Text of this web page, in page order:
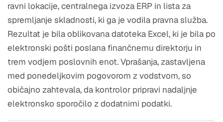
ravni lokacije, centralnega izvoza ERP in lista za
spremljanje skladnosti, ki ga je vodila pravna služba.
Rezultat je bila oblikovana datoteka Excel, ki je bila po
elektronski pošti poslana finančnemu direktorju in
trem vodjem poslovnih enot. Vprašanja, zastavljena
med ponedeljkovim pogovorom z vodstvom, so
običajno zahtevala, da kontrolor pripravi nadaljnje
elektronsko sporočilo z dodatnimi podatki.